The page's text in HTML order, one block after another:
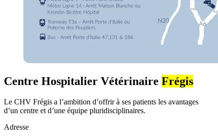
Centre Hospitalier Vétérinaire Frégis
Le CHV Frégis a l’ambition d’offrir à ses patients les avantages
d’un centre et d’une équipe pluridisciplinaires.
Adresse